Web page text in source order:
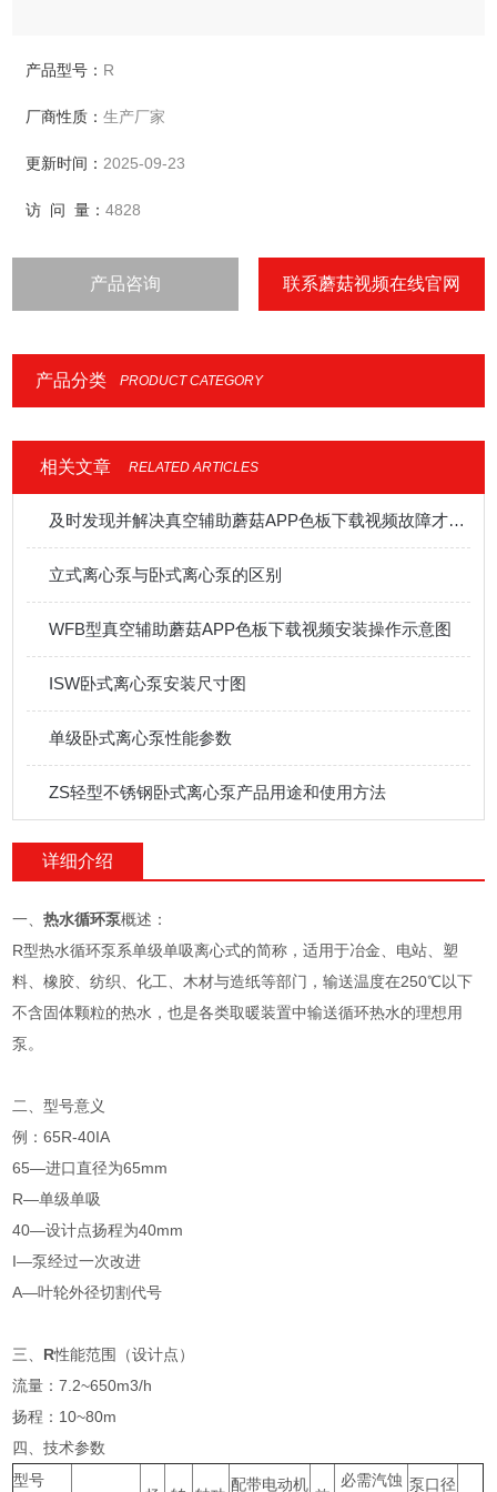
产品型号： R
厂商性质：生产厂家
更新时间： 2025-09-23
访 问 量：4828
产品咨询 联系蘑菇视频在线官网
产品分类 PRODUCT CATEGORY
相关文章 RELATED ARTICLES
及时发现并解决真空辅助蘑菇APP色板下载视频故障才能区别在高效状态下运行
立式离心泵与卧式离心泵的区别
WFB型真空辅助蘑菇APP色板下载视频安装操作示意图
ISW卧式离心泵安装尺寸图
单级卧式离心泵性能参数
ZS轻型不锈钢卧式离心泵产品用途和使用方法
详细介绍
一、热水循环泵概述：
R型热水循环泵系单级单吸离心式的简称，适用于冶金、电站、塑
料、橡胶、纺织、化工、木材与造纸等部门，输送温度在250℃以下
不含固体颗粒的热水，也是各类取暖装置中输送循环热水的理想用
泵。
二、型号意义
例：65R-40IA
65—进口直径为65mm
R—单级单吸
40—设计点扬程为40mm
I—泵经过一次改进
A—叶轮外径切割代号
三、 R性能范围（设计点）
流量：7.2~650m3/h
扬程：10~80m
四、技术参数
型号
配带电动机 必需汽蚀 泵口径